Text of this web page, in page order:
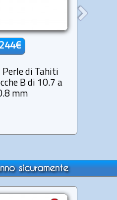
244€
di Tahiti
B di 10.7 a
mm
sicuramente